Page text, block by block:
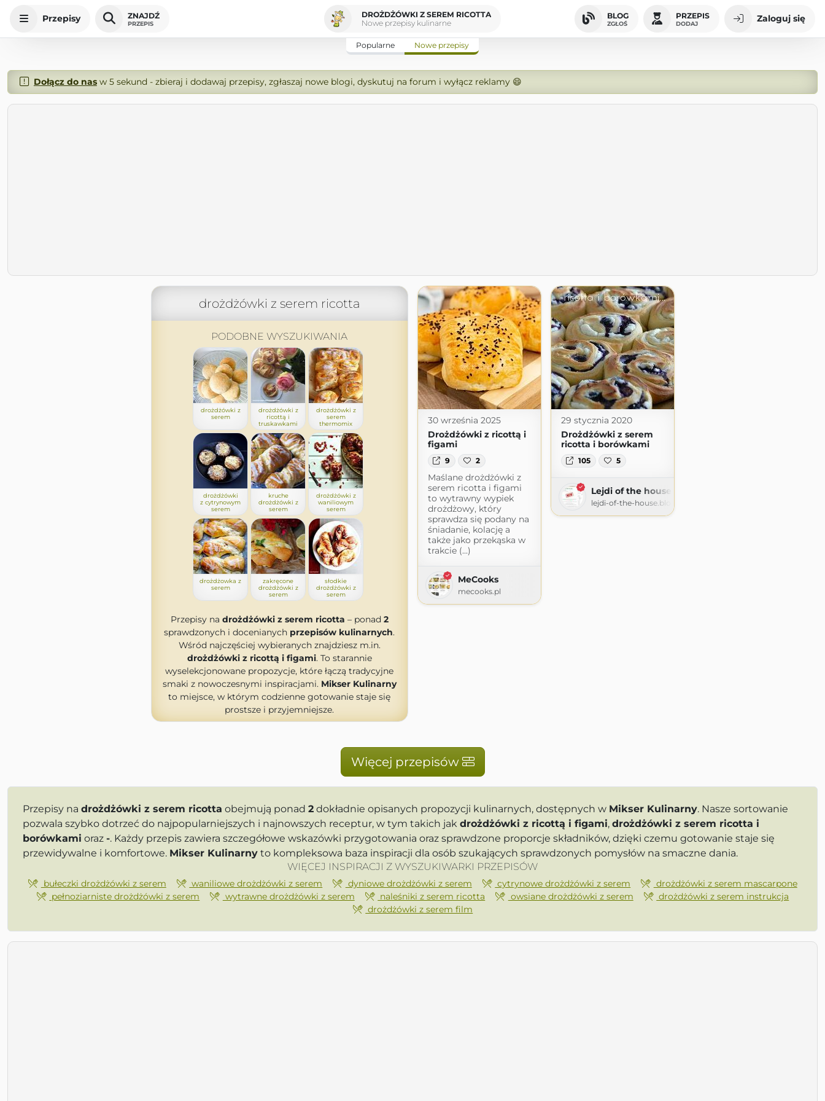
Przepisy ZNAJDŹ
PRZEPIS
DROŻDŻÓWKI Z SEREM RICOTTA
Nowe przepisy kulinarne
BLOG
ZGŁOŚ
PRZEPIS
DODAJ Zaloguj się
Popularne Nowe przepisy
Dołącz do nasw 5 sekund - zbieraj i dodawaj przepisy, zgłaszaj nowe blogi, dyskutuj na forum i wyłącz reklamy 😄
drożdżówki z serem ricotta
PODOBNE WYSZUKIWANIA
drożdżówki z
serem
drożdżówki z
ricottą i
truskawkami
drożdżówki z
serem
thermomix
drożdżówki
z cytrynowym
serem
kruche
drożdżówki z
serem
drożdżówki z
waniliowym
serem
drożdżowka z
serem
zakręcone
drożdżówki z
serem
słodkie
drożdżówki z
serem
Przepisy na drożdżówki z serem ricotta – ponad 2
sprawdzonych i docenianych przepisów kulinarnych.
Wśród najczęściej wybieranych znajdziesz m.in.
drożdżówki z ricottą i figami. To starannie
wyselekcjonowane propozycje, które łączą tradycyjne
smaki z nowoczesnymi inspiracjami. Mikser Kulinarny
to miejsce, w którym codzienne gotowanie staje się
prostsze i przyjemniejsze.
30 września 2025
Drożdżówki z ricottą i
figami
9 2
Maślane drożdżówki z
serem ricotta i figami
to wytrawny wypiek
drożdżowy, który
sprawdza się podany na
śniadanie, kolację a
także jako przekąska w
trakcie (...)
MeCooks
mecooks.pl
29 stycznia 2020
Drożdżówki z serem
ricotta i borówkami
105 5
Lejdi of the house
lejdi-of-the-house.blogspot.com
Więcej przepisów
Przepisy na drożdżówki z serem ricotta obejmują ponad 2 dokładnie opisanych propozycji kulinarnych, dostępnych w Mikser Kulinarny. Nasze sortowanie
pozwala szybko dotrzeć do najpopularniejszych i najnowszych receptur, w tym takich jak drożdżówki z ricottą i figami, drożdżówki z serem ricotta i
borówkami oraz -. Każdy przepis zawiera szczegółowe wskazówki przygotowania oraz sprawdzone proporcje składników, dzięki czemu gotowanie staje się
przewidywalne i komfortowe. Mikser Kulinarny to kompleksowa baza inspiracji dla osób szukających sprawdzonych pomysłów na smaczne dania.
WIĘCEJ INSPIRACJI Z WYSZUKIWARKI PRZEPISÓW
bułeczki drożdżówki z serem waniliowe drożdżówki z serem dyniowe drożdżówki z serem cytrynowe drożdżówki z serem
drożdżówki z serem mascarpone
pełnoziarniste drożdżówki z serem
wytrawne drożdżówki z serem naleśniki z serem ricotta owsiane drożdżówki z serem
drożdżówki z serem instrukcja
drożdżówki z serem film